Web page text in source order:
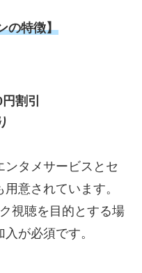
の特徴】
割引
ンタメサービスとセ
意されています。
視聴を目的とする場
が必須です。